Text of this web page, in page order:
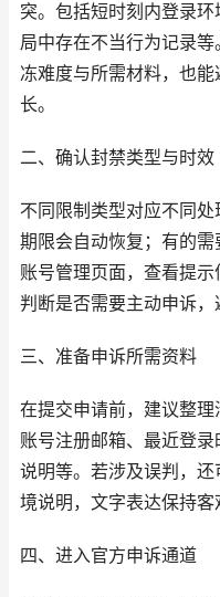
突。包括短时刻内登录
局中存在不当行为记录
冻难度与所需材料，也
长。
二、确认封禁类型与时效
不同限制类型对应不同
期限会自动恢复；有的
账号管理页面，查看提示
判断是否需要主动申诉，
三、准备申诉所需资料
在提交申请前，建议整
账号注册邮箱、最近登
说明等。若涉及误判，
境说明，文字表达保持客
四、进入官方申诉通道